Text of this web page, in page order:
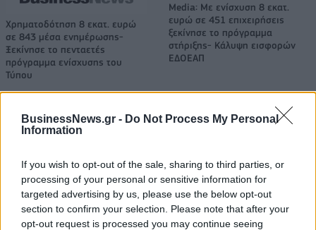
BusinessNews.gr - Do Not Process My Personal
Information
If you wish to opt-out of the sale, sharing to third parties, or
processing of your personal or sensitive information for
targeted advertising by us, please use the below opt-out
section to confirm your selection. Please note that after your
opt-out request is processed you may continue seeing
Χρηματοδότηση 8 εκατ. ευρώ
σε 843 μέσα ενημέρωσης-
Ξεκίνησε το πενταετές
πρόγραμμα ενίσχυσης του
Τύπου
Media: Με ενίσχυση 8 εκατ.
ευρώ σε 451 επιχειρήσεις
ξεκίνησε το πρόγραμμα
στήριξης- Κάλυψη εισφορών
ΕΔΟΕΑΠ
IAB Hellas: Νέα Διοικούσα Επιτροπή και νέο Διοικητικό Συμβούλιο -
Νέο Audi A2 e-tron με στόχο
την κορυφή της
αποδοτικότητας
Η Chery επενδύει 75 εκατ.
δολάρια στην KG Mobility